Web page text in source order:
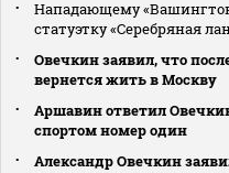
Нападающему
статуэтку «Серебряная
Овечкин заявил, что
вернется жить в Москву
Аршавин ответил
спортом номер один
Александр Овечкин